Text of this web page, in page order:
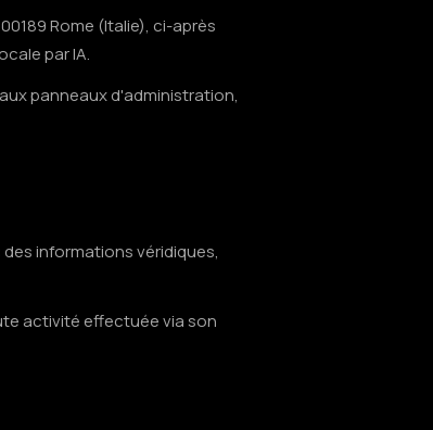
Rome (Italie), ci-après
par IA.
panneaux d'administration,
informations véridiques,
activité effectuée via son